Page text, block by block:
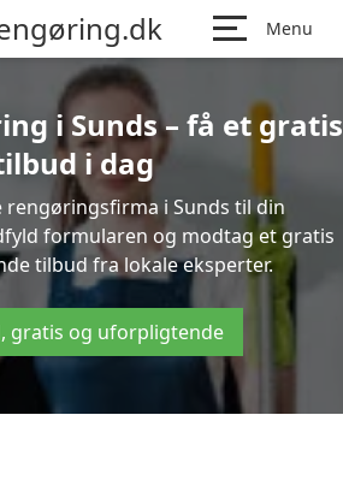
Menu
i Sunds – få et gratis
i dag
rengøringsfirma i Sunds til din
formularen og modtag et gratis
tilbud fra lokale eksperter.
gratis og uforpligtende